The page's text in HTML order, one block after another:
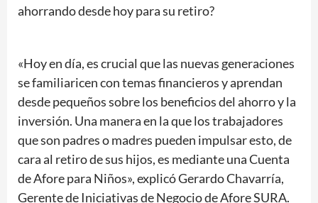
ahorrando desde hoy para su retiro?
«Hoy en día, es crucial que las nuevas generaciones
se familiaricen con temas financieros y aprendan
desde pequeños sobre los beneficios del ahorro y la
inversión. Una manera en la que los trabajadores
que son padres o madres pueden impulsar esto, de
cara al retiro de sus hijos, es mediante una Cuenta
de Afore para Niños», explicó Gerardo Chavarría,
Gerente de Iniciativas de Negocio de Afore SURA.